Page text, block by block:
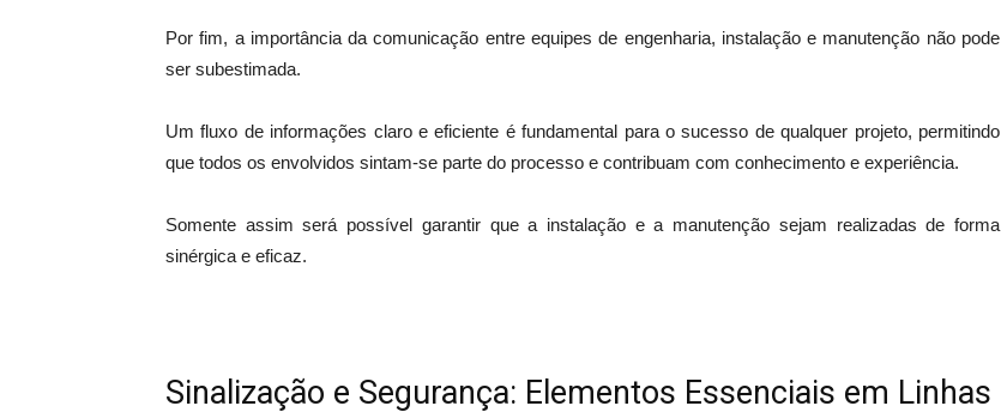
Por fim, a importância da comunicação entre equipes de engenharia, instalação e manutenção não pode
ser subestimada.
Um fluxo de informações claro e eficiente é fundamental para o sucesso de qualquer projeto, permitindo
que todos os envolvidos sintam-se parte do processo e contribuam com conhecimento e experiência.
Somente assim será possível garantir que a instalação e a manutenção sejam realizadas de forma
sinérgica e eficaz.
Sinalização e Segurança: Elementos Essenciais em Linhas